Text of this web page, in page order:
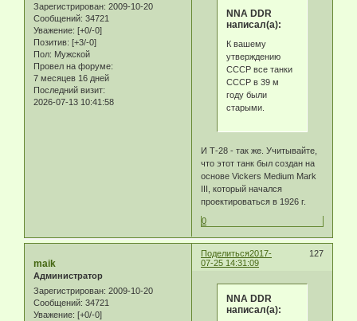
Зарегистрирован: 2009-10-20
Сообщений: 34721
Уважение: [+0/-0]
Позитив: [+3/-0]
Пол: Мужской
Провел на форуме:
7 месяцев 16 дней
Последний визит:
2026-07-13 10:41:58
NNA DDR
написал(а):
К вашему
утверждению
СССР все танки
СССР в 39 м
году были
старыми.
И Т-28 - так же. Учитывайте,
что этот танк был создан на
основе Vickers Medium Mark
III, который начался
проектироваться в 1926 г.
0
Поделиться 127
2017-
07-25 14:31:09
maik
Администратор
Зарегистрирован: 2009-10-20
Сообщений: 34721
Уважение: [+0/-0]
NNA DDR
написал(а):